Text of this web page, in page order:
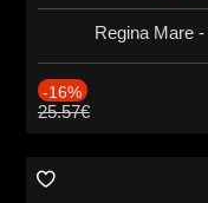
Regina Mare -
-16%
25.57€